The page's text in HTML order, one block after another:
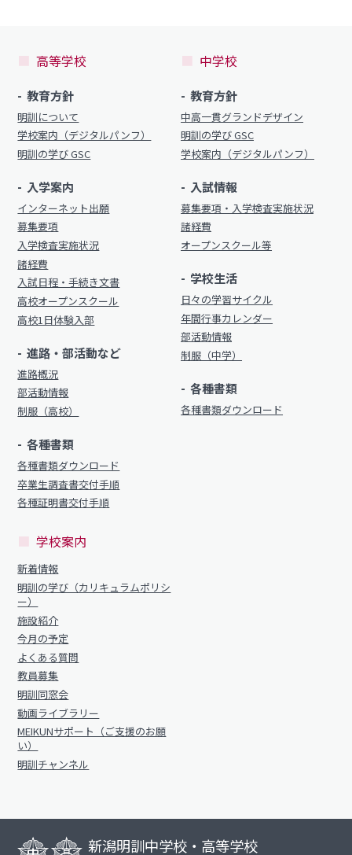
年間行事カレンダー
部活動情報
各種書類
各種書類ダウンロード
学校案内
明訓の学び（カリキュラムポリシー）
施設紹介
よくある質問
教員募集
動画ライブラリー
MEIKUNサポート（ご支援のお願い）
お問い合わせ
プライバシーポリシー
高校オープンスクール
高校1日体験入部
進路・部活動など
進路概況
部活動情報
制服（高校）
各種書類
各種書類ダウンロード
卒業生調査書交付手順
各種証明書交付手順
学校案内
新着情報
明訓の学び（カリキュラムポリシー）
施設紹介
今月の予定
よくある質問
教員募集
明訓同窓会
動画ライブラリー
MEIKUNサポート（ご支援のお願い）
明訓チャンネル
プライバシーポリシー
高等学校
教育方針
明訓について
学校案内（デジタルパンフ）
明訓の学び GSC
入学案内
インターネット出願
募集要項
入学検査実施状況
諸経費
入試日程・手続き文書
高校オープンスクール
高校1日体験入部
進路・部活動など
進路概況
部活動情報
制服（高校）
各種書類
各種書類ダウンロード
卒業生調査書交付手順
各種証明書交付手順
中学校
教育方針
中高一貫グランドデザイン
明訓の学び GSC
学校案内（デジタルパンフ）
入試情報
募集要項・入学検査実施状況
諸経費
オープンスクール等
学校生活
日々の学習サイクル
年間行事カレンダー
部活動情報
制服（中学）
各種書類
各種書類ダウンロード
学校案内
新着情報
明訓の学び（カリキュラムポリシ
ー）
施設紹介
今月の予定
よくある質問
教員募集
明訓同窓会
動画ライブラリー
MEIKUNサポート（ご支援のお願
い）
明訓チャンネル
新潟明訓中学校・高等学校